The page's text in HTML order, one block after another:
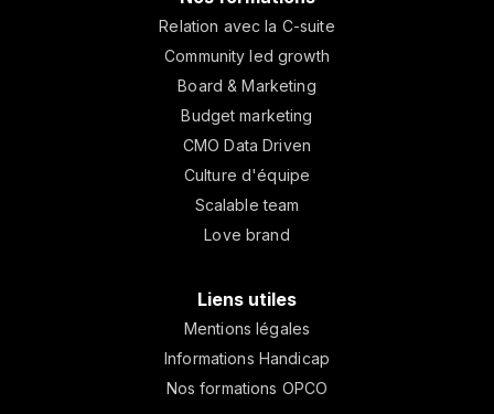
Relation avec la C-suite
Community led growth
Board & Marketing
Budget marketing
CMO Data Driven
Culture d'équipe
Scalable team
Love brand
Liens utiles
Mentions légales
Informations Handicap
Nos formations OPCO